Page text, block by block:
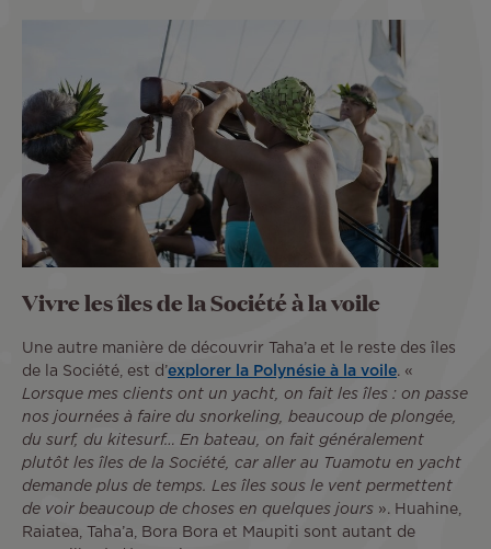
Vivre les îles de la Société à la voile
Une autre manière de découvrir Taha’a et le reste des îles
de la Société, est d’explorer la Polynésie à la voile. «
Lorsque mes clients ont un yacht, on fait les îles : on passe
nos journées à faire du snorkeling, beaucoup de plongée,
du surf, du kitesurf… En bateau, on fait généralement
plutôt les îles de la Société, car aller au Tuamotu en yacht
demande plus de temps. Les îles sous le vent permettent
de voir beaucoup de choses en quelques jours ». Huahine,
Raiatea, Taha’a, Bora Bora et Maupiti sont autant de